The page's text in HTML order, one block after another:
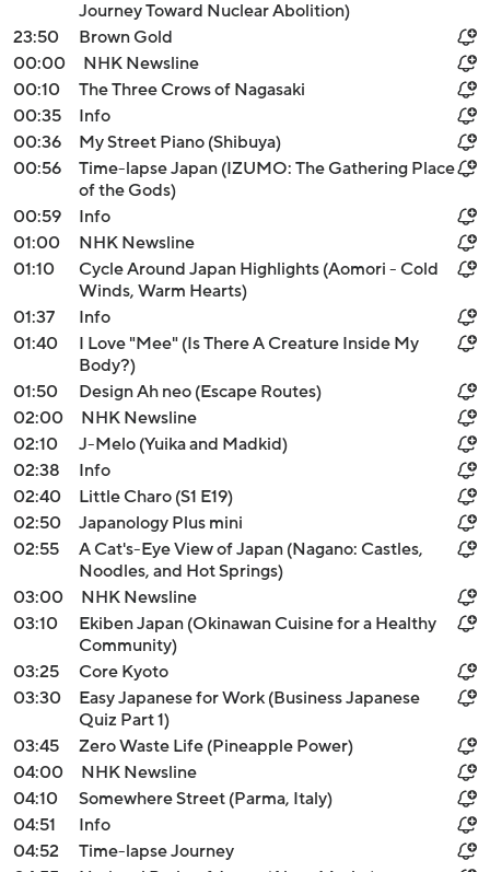
Journey Toward Nuclear Abolition)
23:50
Brown Gold
00:00
NHK Newsline
00:10
The Three Crows of Nagasaki
00:35
Info
00:36
My Street Piano (Shibuya)
00:56
Time-lapse Japan (IZUMO: The Gathering Place
of the Gods)
00:59
Info
01:00
NHK Newsline
01:10
Cycle Around Japan Highlights (Aomori - Cold
Winds, Warm Hearts)
01:37
Info
01:40
I Love "Mee" (Is There A Creature Inside My
Body?)
01:50
Design Ah neo (Escape Routes)
02:00
NHK Newsline
02:10
J-Melo (Yuika and Madkid)
02:38
Info
02:40
Little Charo (S1 E19)
02:50
Japanology Plus mini
02:55
A Cat's-Eye View of Japan (Nagano: Castles,
Noodles, and Hot Springs)
03:00
NHK Newsline
03:10
Ekiben Japan (Okinawan Cuisine for a Healthy
Community)
03:25
Core Kyoto
03:30
Easy Japanese for Work (Business Japanese
Quiz Part 1)
03:45
Zero Waste Life (Pineapple Power)
04:00
NHK Newsline
04:10
Somewhere Street (Parma, Italy)
04:51
Info
04:52
Time-lapse Journey